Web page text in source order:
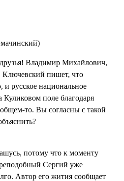
Владимир Михайлович,
Ключевский пишет, что
и русское национальное
Куликовом поле благодаря
то. Вы согласны с такой
потому что к моменту
Сергий уже
Автор его жития сообщает